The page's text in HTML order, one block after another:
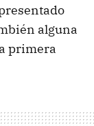
alguna
primera